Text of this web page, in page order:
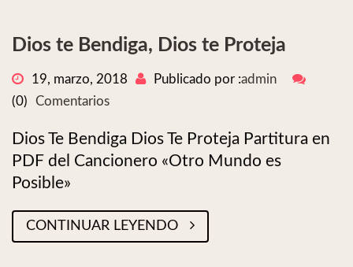
Dios te Bendiga, Dios te Proteja
19, marzo, 2018 Publicado por :admin
(0)
Comentarios
Dios Te Bendiga Dios Te Proteja Partitura en
PDF del Cancionero «Otro Mundo es
Posible»
CONTINUAR LEYENDO